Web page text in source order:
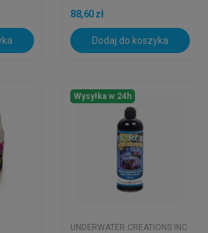
88,60 zł
Dodaj do koszyka
Wysyłka w 24h
UNDERWATER CREATIONS INC